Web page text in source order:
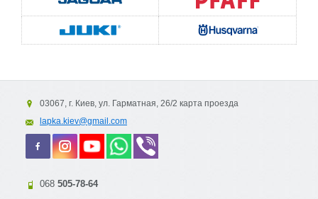
03067, г. Киев, ул. Гарматная, 26/2 карта проезда
lapka.kiev@gmail.com
068 505-78-64